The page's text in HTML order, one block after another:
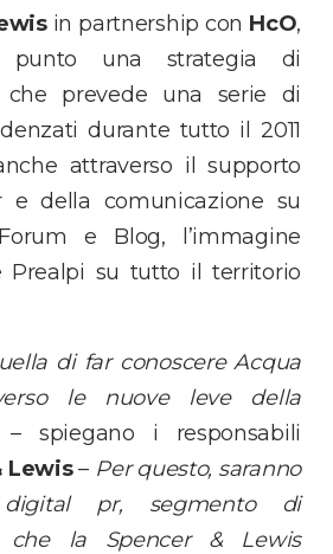
in partnership con HcO,
una strategia di
che prevede una serie di
durante tutto il 2011
attraverso il supporto
della comunicazione su
e Blog, l’immagine
Prealpi su tutto il territorio
di far conoscere Acqua
le nuove leve della
– spiegano i responsabili
Lewis– Per questo, saranno
pr, segmento di
che la Spencer & Lewis